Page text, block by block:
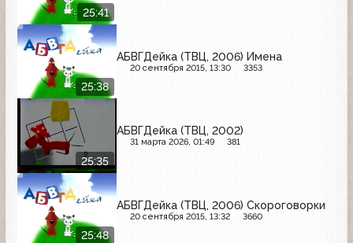
25:41
25:38
АБВГДейка (ТВЦ, 2006) Имена
20 сентября 2015, 13:30 3353
25:35
АБВГДейка (ТВЦ, 2002)
31 марта 2026, 01:49 381
25:48
АБВГДейка (ТВЦ, 2006) Скороговорки
20 сентября 2015, 13:32 3660